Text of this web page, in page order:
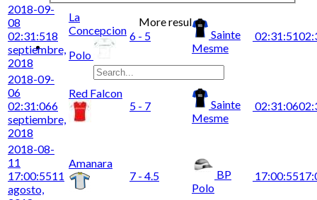
More results...
2018-09-
08
02:31:518
septiembre,
2018
La
Concepcion
Polo
6 - 5
Sainte
Mesme
02:31:51
2018-09-
06
02:31:066
septiembre,
2018
Red Falcon
5 - 7
Sainte
Mesme
02:31:06
2018-08-
11
17:00:5511
agosto,
Amanara
7 - 4.5
BP
Polo
17:00:55